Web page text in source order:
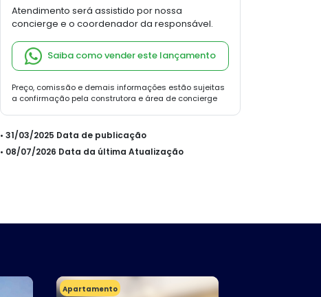
Atendimento será assistido por nossa
concierge e o coordenador da responsável.
Saiba como vender este lançamento
Preço, comissão e demais informações estão sujeitas
a confirmação pela construtora e área de concierge
• 31/03/2025 Data de publicação
• 08/07/2026 Data da última Atualização
Apartamento